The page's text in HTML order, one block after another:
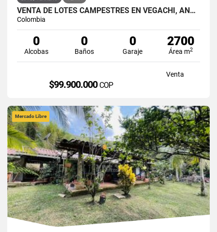
VENTA DE LOTES CAMPESTRES EN VEGACHÍ, ANTIOQUIA
Colombia
0
Alcobas
0
Baños
0
Garaje
2700
Área m2
Venta
$99.900.000 COP
Mercado Libre